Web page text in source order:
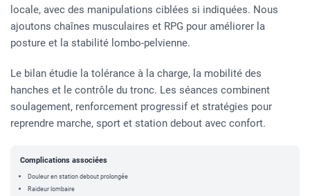
locale, avec des manipulations ciblées si indiquées. Nous
ajoutons chaînes musculaires et RPG pour améliorer la
posture et la stabilité lombo-pelvienne.
Le bilan étudie la tolérance à la charge, la mobilité des
hanches et le contrôle du tronc. Les séances combinent
soulagement, renforcement progressif et stratégies pour
reprendre marche, sport et station debout avec confort.
Complications associées
Douleur en station debout prolongée
Raideur lombaire